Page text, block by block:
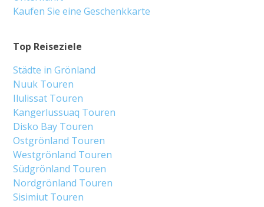
Top Reiseziele
Städte in Grönland
Nuuk Touren
Ilulissat Touren
Kangerlussuaq Touren
Disko Bay Touren
Ostgrönland Touren
Westgrönland Touren
Südgrönland Touren
Nordgrönland Touren
Sisimiut Touren
Kaufen Sie eine Geschenkkarte